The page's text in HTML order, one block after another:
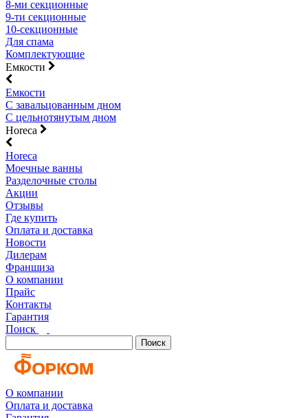
8-ми секционные
9-ти секционные
10-секционные
Для спама
Комплектующие
Емкости
Емкости
С завальцованным дном
С цельнотянутым дном
Horeca
Horeca
Моечные ванны
Разделочные столы
Акции
Отзывы
Где купить
Оплата и доставка
Новости
Дилерам
Франшиза
О компании
Прайс
Контакты
Гарантия
Поиск
Поиск
О компании
Оплата и доставка